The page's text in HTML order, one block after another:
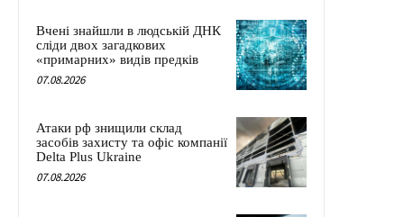
Вчені знайшли в людській ДНК
сліди двох загадкових
«примарних» видів предків
07.08.2026
Атаки рф знищили склад
засобів захисту та офіс компанії
Delta Plus Ukraine
07.08.2026